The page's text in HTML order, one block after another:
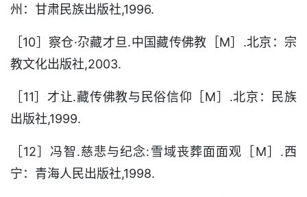
州：甘肃民族出版社,1996.
［10］察仓·尕藏才旦.中国藏传佛教［M］.北京：宗
教文化出版社,2003.
［11］才让.藏传佛教与民俗信仰［M］.北京：民族
出版社,1999.
［12］冯智.慈悲与纪念:雪域丧葬面面观［M］.西
宁：青海人民出版社,1998.